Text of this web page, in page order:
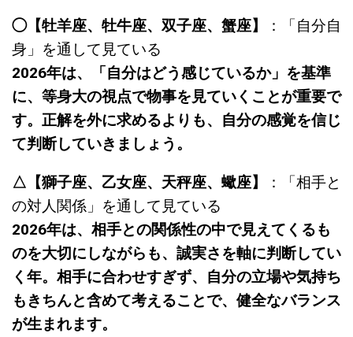
◯【牡羊座、牡牛座、双子座、蟹座】
：「自分自
身」を通して見ている
2026年は、「自分はどう感じているか」を基準
に、等身大の視点で物事を見ていくことが重要で
す。正解を外に求めるよりも、自分の感覚を信じ
て判断していきましょう。
△【獅子座、乙女座、天秤座、蠍座】
：「相手と
の対人関係」を通して見ている
2026年は、相手との関係性の中で見えてくるも
のを大切にしながらも、誠実さを軸に判断してい
く年。相手に合わせすぎず、自分の立場や気持ち
もきちんと含めて考えることで、健全なバランス
が生まれます。